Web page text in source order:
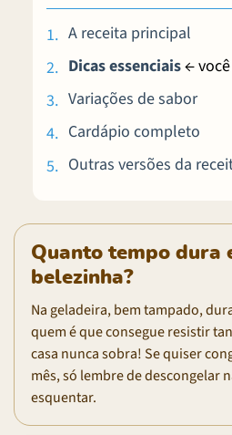
A receita principal
Dicas essenciais←
Variações de sabor
Cardápio completo
Outras versões da
Quanto tempo dura
belezinha?
Na geladeira, bem tampado,
quem é que consegue resistir
casa nunca sobra! Se quiser
mês, só lembre de descongelar
esquentar.